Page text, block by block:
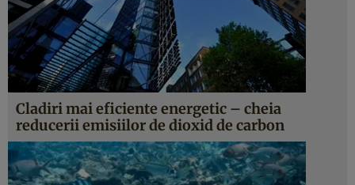
Cladiri mai eficiente energetic – cheia
reducerii emisiilor de dioxid de carbon